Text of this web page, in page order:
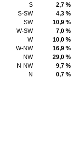
S
2,7 %
S-SW
4,3 %
SW
10,9 %
W-SW
7,0 %
W
10,0 %
W-NW
16,9 %
NW
29,0 %
N-NW
9,7 %
N
0,7 %